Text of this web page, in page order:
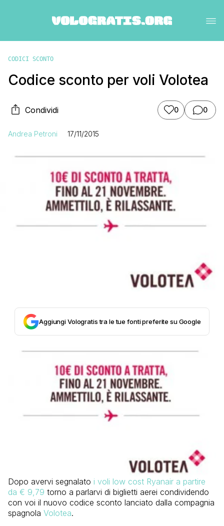
CODICI SCONTO
Codice sconto per voli Volotea
Condividi 0 0
Andrea Petroni 17/11/2015
Aggiungi Vologratis tra le tue fonti preferite su Google
Dopo avervi segnalato i voli low cost Ryanair a partire
da € 9,79 torno a parlarvi di biglietti aerei condividendo
con voi il nuovo codice sconto lanciato dalla compagnia
spagnola Volotea.